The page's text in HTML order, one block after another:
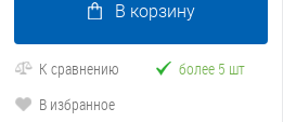
В корзину
К сравнению
более 5 шт
В избранное